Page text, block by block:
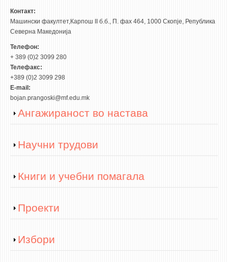
АНКЕТИ И САМОЕВАЛУАЦИИ
ЗАВРШНИ СМЕТКИ
ТЕЛЕФОНСКИ ИМЕНИК
ALUMNI MFS
ИЗВЕСТУВАЊА
НАСТАВЕН КАДАР
ВОНРЕДНИ ПРОФ.
АСИСТЕНТИ
ЛАБОРАНТИ
IN MEMORIAM
Контакт:
Машински факултет,Карпош II б.б., П. фах 464, 1000 Скопје, Република
Северна Македонија
Телефон:
+ 389 (0)2 3099 280
Телефакс:
+389 (0)2 3099 298
E-mail:
bojan.prangoski@mf.edu.mk
Show
Ангажираност во настава
Show
Научни трудови
Show
Книги и учебни помагала
Show
Проекти
Show
Избори